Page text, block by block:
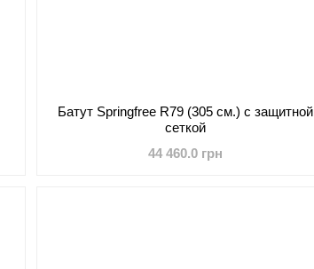
Батут Springfree R79 (305 см.) с защитной
сеткой
44 460.0 грн